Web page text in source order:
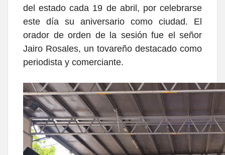
del estado cada 19 de abril, por celebrarse
este día su aniversario como ciudad. El
orador de orden de la sesión fue el señor
Jairo Rosales, un tovareño destacado como
periodista y comerciante.